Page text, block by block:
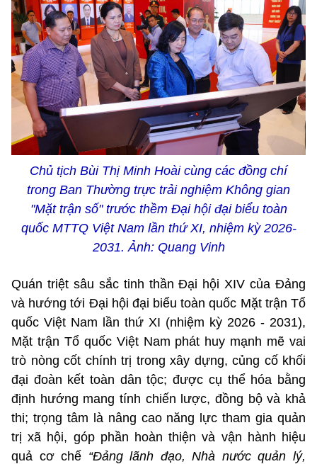
Chủ tịch Bùi Thị Minh Hoài cùng các đồng chí
trong Ban Thường trực trải nghiệm Không gian
"Mặt trận số" trước thềm Đại hội đại biểu toàn
quốc MTTQ Việt Nam lần thứ XI, nhiệm kỳ 2026-
2031. Ảnh: Quang Vinh
Quán triệt sâu sắc tinh thần Đại hội XIV của Đảng
và hướng tới Đại hội đại biểu toàn quốc Mặt trận Tổ
quốc Việt Nam lần thứ XI (nhiệm kỳ 2026 - 2031),
Mặt trận Tổ quốc Việt Nam phát huy mạnh mẽ vai
trò nòng cốt chính trị trong xây dựng, củng cố khối
đại đoàn kết toàn dân tộc; được cụ thể hóa bằng
định hướng mang tính chiến lược, đồng bộ và khả
thi; trọng tâm là nâng cao năng lực tham gia quản
trị xã hội, góp phần hoàn thiện và vận hành hiệu
quả cơ chế “Đảng lãnh đạo, Nhà nước quản lý,